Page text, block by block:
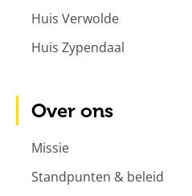
Huis Verwolde
Huis Zypendaal
Over ons
Missie
Standpunten & beleid